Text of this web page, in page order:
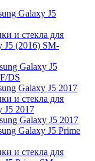
Galaxy J5
и стекла для
J5 (2016) SM-
Galaxy J5
DS
Galaxy J5 2017
и стекла для
J5 2017
Galaxy J5 2017
Galaxy J5 Prime
и стекла для